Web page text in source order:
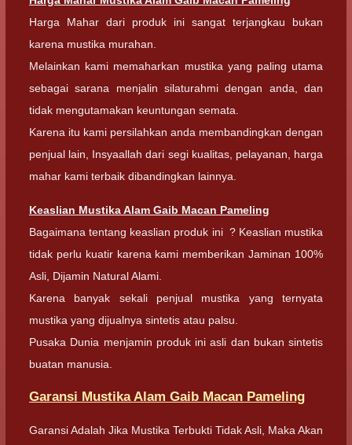
Harga Mahar dari produk ini sangat terjangkau bukan
karena mustika murahan.
Melainkan kami memaharkan mustika yang paling utama
sebagai sarana menjalin silaturahmi dengan anda, dan
tidak mengutamakan keuntungan semata.
Karena itu kami persilahkan anda membandingkan dengan
penjual lain, Insyaallah dari segi kualitas, pelayanan, harga
mahar kami terbaik dibandingkan lainnya.
Keaslian Mustika Alam Gaib Macan Pameling
Bagaimana tentang keaslian produk ini ? Keaslian mustika
tidak perlu kuatir karena kami memberikan Jaminan 100%
Asli, Dijamin Natural Alami.
Karena banyak sekali penjual mustika yang ternyata
mustika yang dijualnya sintetis atau palsu.
Pusaka Dunia menjamin produk ini asli dan bukan sintetis
buatan manusia.
Garansi Mustika Alam Gaib Macan Pameling
Garansi Adalah Jika Mustika Terbukti Tidak Asli, Maka Akan